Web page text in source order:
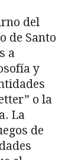
del
de Santo
a
y
o la
La
de